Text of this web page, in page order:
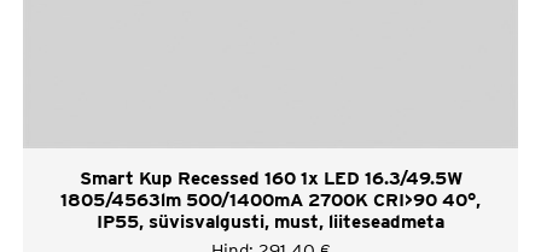
Smart Kup Recessed 160 1x LED 16.3/49.5W
1805/4563lm 500/1400mA 2700K CRI>90 40°,
IP55, süvisvalgusti, must, liiteseadmeta